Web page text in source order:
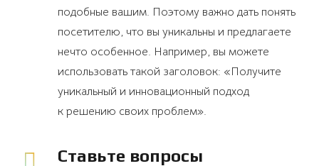
подобные вашим. Поэтому важно дать понять
посетителю, что вы уникальны и предлагаете
нечто особенное. Например, вы можете
использовать такой заголовок: «Получите
уникальный и инновационный подход
к решению своих проблем».
Ставьте вопросы